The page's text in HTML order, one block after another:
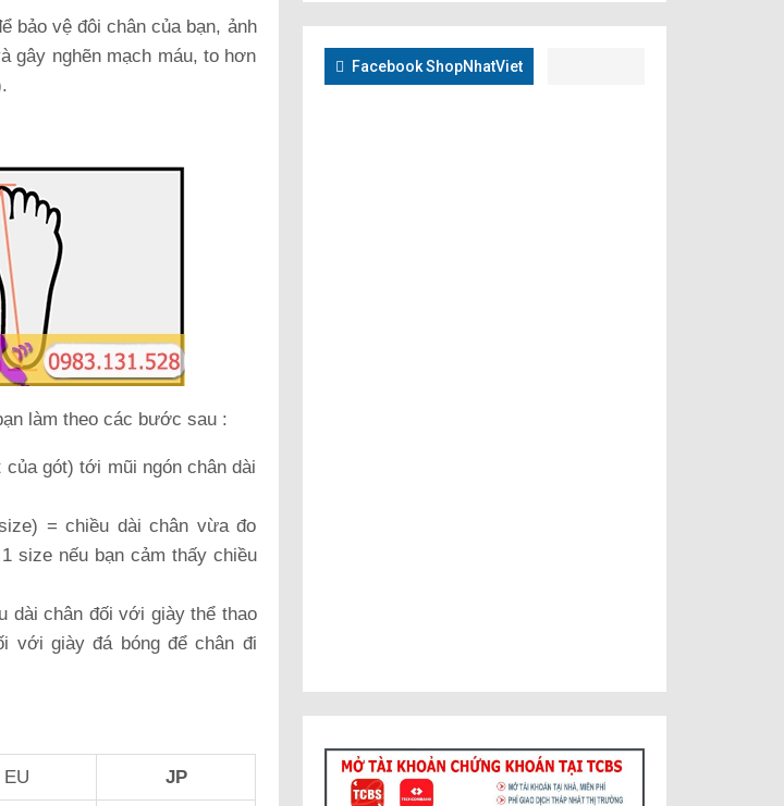
bảo vệ đôi chân của bạn, ảnh
gây nghẽn mạch máu, to hơn
làm theo các bước sau :
gót) tới mũi ngón chân dài
= chiều dài chân vừa đo
size nếu bạn cảm thấy chiều
chân đối với giày thể thao
với giày đá bóng để chân đi
EU JP
Facebook ShopNhatViet